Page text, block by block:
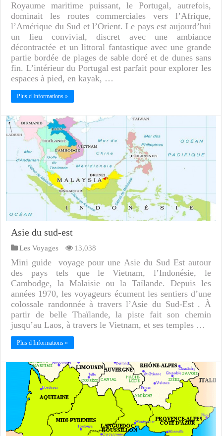
Royaume maritime puissant, le Portugal, autrefois,
dominait les routes commerciales vers l’Afrique,
l’Amérique du Sud et l’Orient. Le pays est aujourd’hui
un lieu convivial, discret avec une ambiance
décontractée et un littoral fantastique avec une grande
partie bordée de plages de sable doré et de dunes sans
fin. L’intérieur du Portugal est parfait pour explorer les
espaces à pied, en kayak, …
Plus d Informations »
Asie du sud-est
Les Voyages 13,038
Mini guide voyage pour une Asie du Sud Est autour
des pays tels que le Vietnam, l’Indonésie, le
Cambodge, la Malaisie ou la Taïlande. Depuis les
années 1970, les voyageurs écument les sentiers d’une
colossale randonnée à travers l’Asie du Sud-Est . À
partir de belle Thaïlande, la piste fait son chemin
jusqu’au Laos, à travers le Vietnam, et ses temples …
Plus d Informations »